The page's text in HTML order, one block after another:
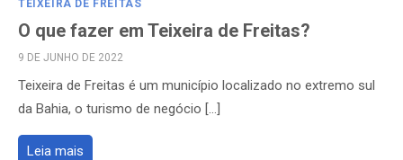
TEIXEIRA DE FREITAS
O que fazer em Teixeira de Freitas?
POSTED
9 DE JUNHO DE 2022
Teixeira de Freitas é um município localizado no extremo sul
da Bahia, o turismo de negócio […]
Leia mais